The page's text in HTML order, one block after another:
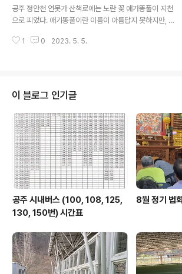
공주 정안천 연못가 산책로에는 노란 꽃 애가똥풀이 지천
으로 피었다. 애기똥풀이란 이름이 아름답지 못하지만, 어
을 어디서나 쉽게 볼 수 있는데 이곳 정안천 연못 둘레에 그
이풀로 젖풀, 씨아똥으로도 부른다. 줄기나 잎에 흰털이 드
물게 나있으며, 줄기를 꺾었을 때 즙이 나온다. 이 즙의 색
상이 노랑, 주황색이라 애기똥과 비슷하다. 이름의 유래는
이 누렇고 끈끈한 즙 때문에 붙은 것이다. 예로부터 애기똥
풀은 민간에 약이 되는 풀로 널리 알려졌다. 주로 무좀, 습
진 등 피부병에 사용했고..
1 0 2023. 5. 5.
이 블로그 인기글
공주 시내버스 (100, 108, 125,
130, 150번) 시간표
8월 정기 법회